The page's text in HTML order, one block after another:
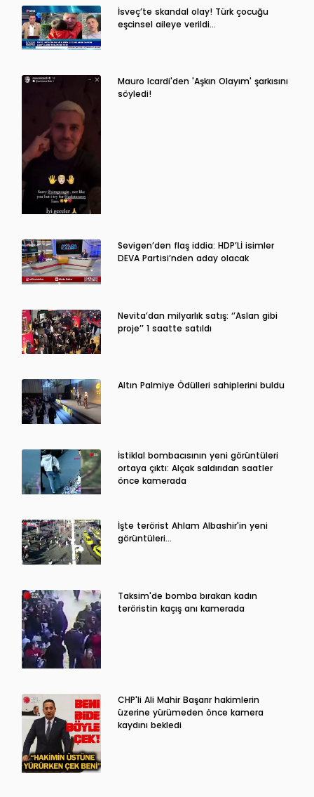
İsveç’te skandal olay! Türk çocuğu
eşcinsel aileye verildi…
Mauro Icardi'den 'Aşkın Olayım' şarkısını
söyledi!
Sevigen’den flaş iddia: HDP’Lİ isimler
DEVA Partisi’nden aday olacak
Nevita’dan milyarlık satış: ‘’Aslan gibi
proje’’ 1 saatte satıldı
Altın Palmiye Ödülleri sahiplerini buldu
İstiklal bombacısının yeni görüntüleri
ortaya çıktı: Alçak saldırıdan saatler
önce kamerada
İşte terörist Ahlam Albashir'in yeni
görüntüleri…
Taksim'de bomba bırakan kadın
teröristin kaçış anı kamerada
CHP'li Ali Mahir Başarır hakimlerin
üzerine yürümeden önce kamera
kaydını bekledi